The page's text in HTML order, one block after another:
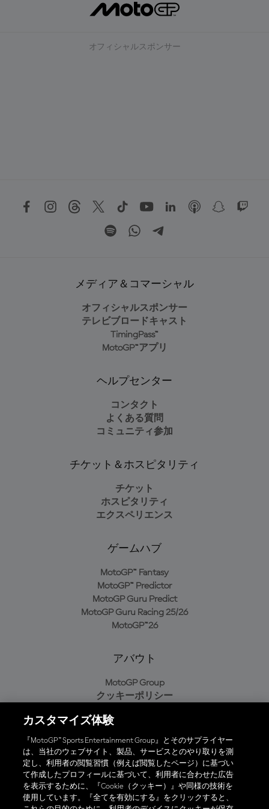
オフィシャルスポンサー
メディア＆コマーシャル
オフィシャルスポンサー
テレビブロードキャスト
TimingPass™
MotoGP™アプリ
ヘルプセンター
コンタクト
よくある質問
コミュニティ参加
チケット＆ホスピタリティ
チケット
ホスピタリティ
エクスペリエンス
ゲームハブ
MotoGP™ Fantasy
MotoGP™ Predictor
MotoGP Guru Predict
MotoGP Guru Racing 25/26
MotoGP™26
アバウト
MotoGP Group
クッキーポリシー
プライバシーポリシー
購入ポリシー
オフィシャルアプリ
カスタマイズ体験
『MotoGP™ Sports Entertainment Group』とそのサプライヤー
は、当社のウェブサイト、製品、サービスとのやり取りを測
定し、利用者の閲覧習慣（例えば閲覧したページ）に基づい
て作成したプロフィールに基づいて、利用者に合わせた広告
を表示するために、『Cookie（クッキー）』や同様の技術を
使用しています。『全てを有効にする』をクリックすると、